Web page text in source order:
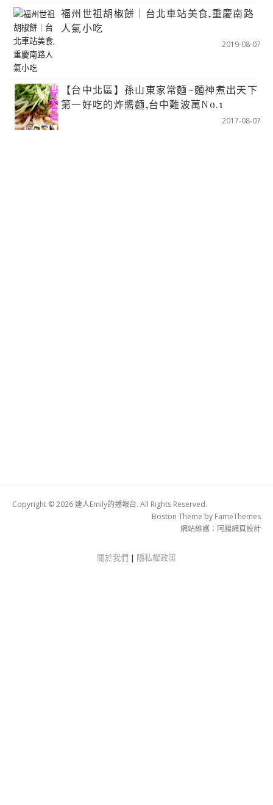
福州世祖胡椒餅｜台北車站美食,重慶南路
人氣小吃
2019-08-07
【台中北區】孫山東家常麵~麵神煮出天下
第一好吃的炸醬麵,台中難波萬No.1
2017-08-07
Copyright © 2026 達人Emily的播報台. All Rights Reserved.
Boston Theme by FameThemes
網站維護： 阿腸網頁設計
關於我們 | 隱私權政策